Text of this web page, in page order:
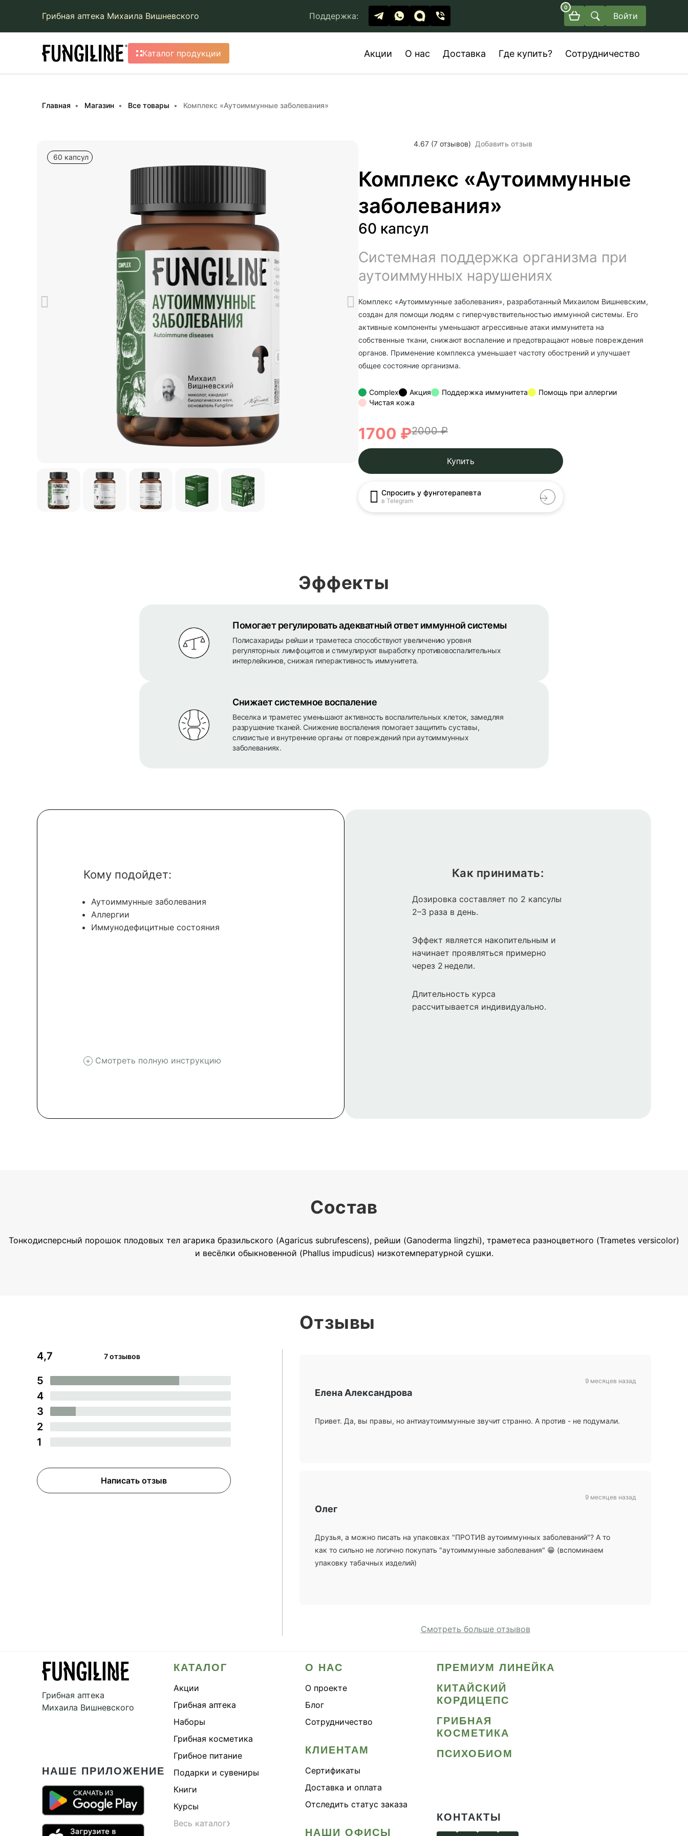
Грибная аптека Михаила Вишневского Поддержка:
0
Войти
Каталог продукции Акции О нас Доставка Где купить? Сотрудничество
Главная Магазин Все товары Комплекс «Аутоиммунные заболевания»
60 капсул
4.67 (7 отзывов) Добавить отзыв
Комплекс «Аутоиммунные
заболевания»
60 капсул
Системная поддержка организма при
аутоиммунных нарушениях
Комплекс «Аутоиммунные заболевания», разработанный Михаилом Вишневским,
создан для помощи людям с гиперчувствительностью иммунной системы. Его
активные компоненты уменьшают агрессивные атаки иммунитета на
собственные ткани, снижают воспаление и предотвращают новые повреждения
органов. Применение комплекса уменьшает частоту обострений и улучшает
общее состояние организма.
Complex Акция Поддержка иммунитета
Помощь при аллергии
Чистая кожа
1700 ₽2000 ₽
Купить
Спросить у фунготерапевта
в Telegram
Эффекты
Помогает регулировать адекватный ответ иммунной системы
Полисахариды рейши и траметеса способствуют увеличению уровня
регуляторных лимфоцитов и стимулируют выработку противовоспалительных
интерлейкинов, снижая гиперактивность иммунитета.
Снижает системное воспаление
Веселка и траметес уменьшают активность воспалительных клеток, замедляя
разрушение тканей. Снижение воспаления помогает защитить суставы,
слизистые и внутренние органы от повреждений при аутоиммунных
заболеваниях.
Кому подойдет:
Аутоиммунные заболевания
Аллергии
Иммунодефицитные состояния
Смотреть полную инструкцию
Как принимать:
Дозировка составляет по 2 капсулы
2–3 раза в день.
Эффект является накопительным и
начинает проявляться примерно
через 2 недели.
Длительность курса
рассчитывается индивидуально.
Состав
Тонкодисперсный порошок плодовых тел агарика бразильского (Agaricus subrufescens), рейши (Ganoderma lingzhi), траметеса разноцветного (Trametes versicolor)
и весёлки обыкновенной (Phallus impudicus) низкотемпературной сушки.
4,7 7 отзывов
5
4
3
2
1
Написать отзыв
Отзывы
Елена Александрова
Привет. Да, вы правы, но антиаутоиммунные звучит странно. А против - не подумали.
9 месяцев назад
Олег
Друзья, а можно писать на упаковках "ПРОТИВ аутоиммунных заболеваний"? А то
как то сильно не логично покупать "аутоиммунные заболевания" 😁 (вспоминаем
упаковку табачных изделий)
9 месяцев назад
Смотреть больше отзывов
Грибная аптека
Михаила Вишневского
НАШЕ ПРИЛОЖЕНИЕ
КАТАЛОГ
Акции
Грибная аптека
Наборы
Грибная косметика
Грибное питание
Подарки и сувениры
Книги
Курсы
Весь каталог›
О НАС
О проекте
Блог
Сотрудничество
КЛИЕНТАМ
Сертификаты
Доставка и оплата
Отследить статус заказа
НАШИ ОФИСЫ
ПРЕМИУМ ЛИНЕЙКА
КИТАЙСКИЙ
КОРДИЦЕПС
ГРИБНАЯ
КОСМЕТИКА
ПСИХОБИОМ
КОНТАКТЫ